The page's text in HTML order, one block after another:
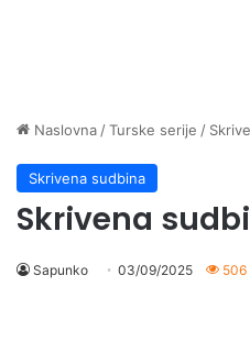
Naslovna /Turske serije /
Skrivena sudbina
Skrivena
Sapunko 03/09/2025 506